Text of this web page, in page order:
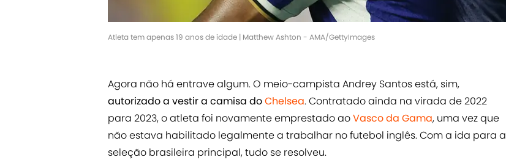
Atleta tem apenas 19 anos de idade | Matthew Ashton - AMA/GettyImages
Agora não há entrave algum. O meio-campista Andrey Santos está, sim,
autorizado a vestir a camisa doChelsea. Contratado ainda na virada de 2022
para 2023, o atleta foi novamente emprestado aoVasco da Gama, uma vez que
não estava habilitado legalmente a trabalhar no futebol inglês. Com a ida para a
seleção brasileira principal, tudo se resolveu.